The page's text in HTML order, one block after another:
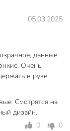
каждый — это
и игристого
190 мл,
и другие
по низким
05.03.2025
данные
Очень
в руке.
Смотрятся на
дизайн.
0
0